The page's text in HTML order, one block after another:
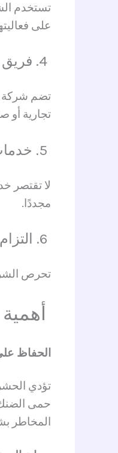
تستخدم
على
تضم شركة
تجارية أو
لا تقتصر
مجددًا.
تحرص
الحفاظ
تؤدي
حمى الضنك
المخاطر